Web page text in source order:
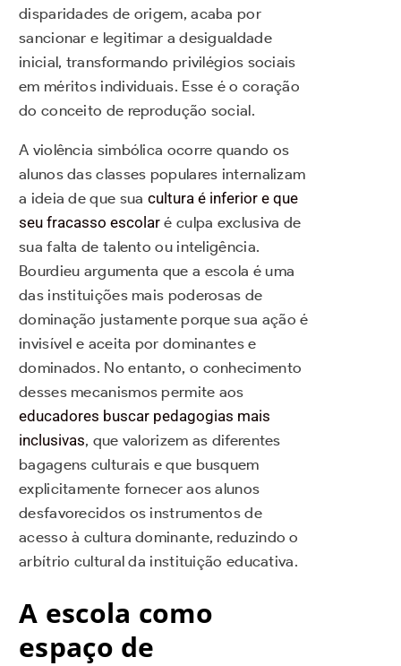
disparidades de origem, acaba por
sancionar e legitimar a desigualdade
inicial, transformando privilégios sociais
em méritos individuais. Esse é o coração
do conceito de reprodução social.
A violência simbólica ocorre quando os
alunos das classes populares internalizam
a ideia de que sua cultura é inferior e que
seu fracasso escolar é culpa exclusiva de
sua falta de talento ou inteligência.
Bourdieu argumenta que a escola é uma
das instituições mais poderosas de
dominação justamente porque sua ação é
invisível e aceita por dominantes e
dominados. No entanto, o conhecimento
desses mecanismos permite aos
educadores buscar pedagogias mais
inclusivas, que valorizem as diferentes
bagagens culturais e que busquem
explicitamente fornecer aos alunos
desfavorecidos os instrumentos de
acesso à cultura dominante, reduzindo o
arbítrio cultural da instituição educativa.
A escola como
espaço de